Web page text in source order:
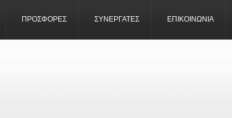
ΠΡΟΣΦΟΡΕΣ ΣΥΝΕΡΓΑΤΕΣ ΕΠΙΚΟΙΝΩΝΙΑ